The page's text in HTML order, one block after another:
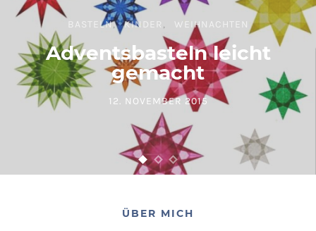
BASTELN KINDER WEIHNACHTEN
Adventsbasteln leicht
gemacht
POSTED ON
12. NOVEMBER 2015
ÜBER MICH